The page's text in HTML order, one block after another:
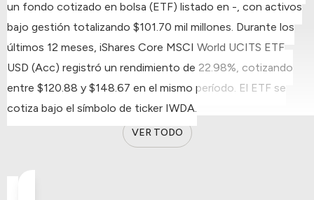
un fondo cotizado en bolsa (ETF) listado en -, con activos
bajo gestión totalizando $101.70 mil millones. Durante los
últimos 12 meses, iShares Core MSCI World UCITS ETF
USD (Acc) registró un rendimiento de 22.98%, cotizando
entre $120.88 y $148.67 en el mismo período. El ETF se
cotiza bajo el símbolo de ticker IWDA.
VER TODO